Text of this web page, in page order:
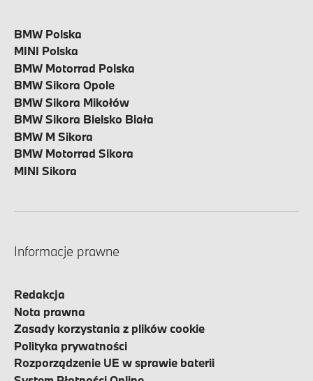
BMW Polska
MINI Polska
BMW Motorrad Polska
BMW Sikora Opole
BMW Sikora Mikołów
BMW Sikora Bielsko Biała
BMW M Sikora
BMW Motorrad Sikora
MINI Sikora
Informacje prawne
Redakcja
Nota prawna
Zasady korzystania z plików cookie
Polityka prywatności
Rozporządzenie UE w sprawie baterii